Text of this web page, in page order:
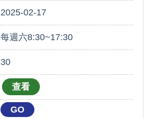
2025-02-17
每週六8:30~17:30
30
GO